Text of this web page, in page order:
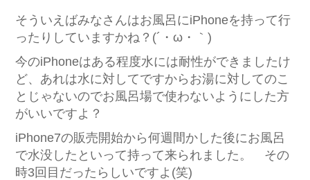
そういえばみなさんはお風呂にiPhoneを持って行
ったりしていますかね？(´・ω・｀)
今のiPhoneはある程度水には耐性ができましたけ
ど、あれは水に対してですからお湯に対してのこ
とじゃないのでお風呂場で使わないようにした方
がいいですよ？
iPhone7の販売開始から何週間かした後にお風呂
で水没したといって持って来られました。 その
時3回目だったらしいですよ(笑)